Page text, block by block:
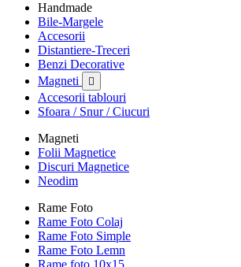
Handmade
Bile-Margele
Accesorii
Distantiere-Treceri
Benzi Decorative
Magneti

Accesorii tablouri
Sfoara / Snur / Ciucuri
Magneti
Folii Magnetice
Discuri Magnetice
Neodim
Rame Foto
Rame Foto Colaj
Rame Foto Simple
Rame Foto Lemn
Rame foto 10x15